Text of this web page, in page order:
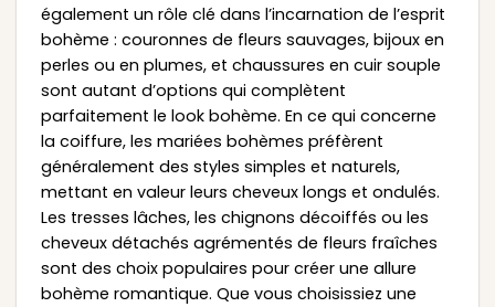
également un rôle clé dans l’incarnation de l’esprit
bohème : couronnes de fleurs sauvages, bijoux en
perles ou en plumes, et chaussures en cuir souple
sont autant d’options qui complètent
parfaitement le look bohème. En ce qui concerne
la coiffure, les mariées bohèmes préfèrent
généralement des styles simples et naturels,
mettant en valeur leurs cheveux longs et ondulés.
Les tresses lâches, les chignons décoiffés ou les
cheveux détachés agrémentés de fleurs fraîches
sont des choix populaires pour créer une allure
bohème romantique. Que vous choisissiez une